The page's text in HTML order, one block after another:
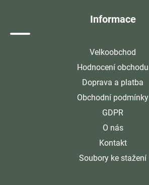
Informace
Velkoobchod
Hodnocení obchodu
Doprava a platba
Obchodní podmínky
GDPR
O nás
Kontakt
Soubory ke stažení